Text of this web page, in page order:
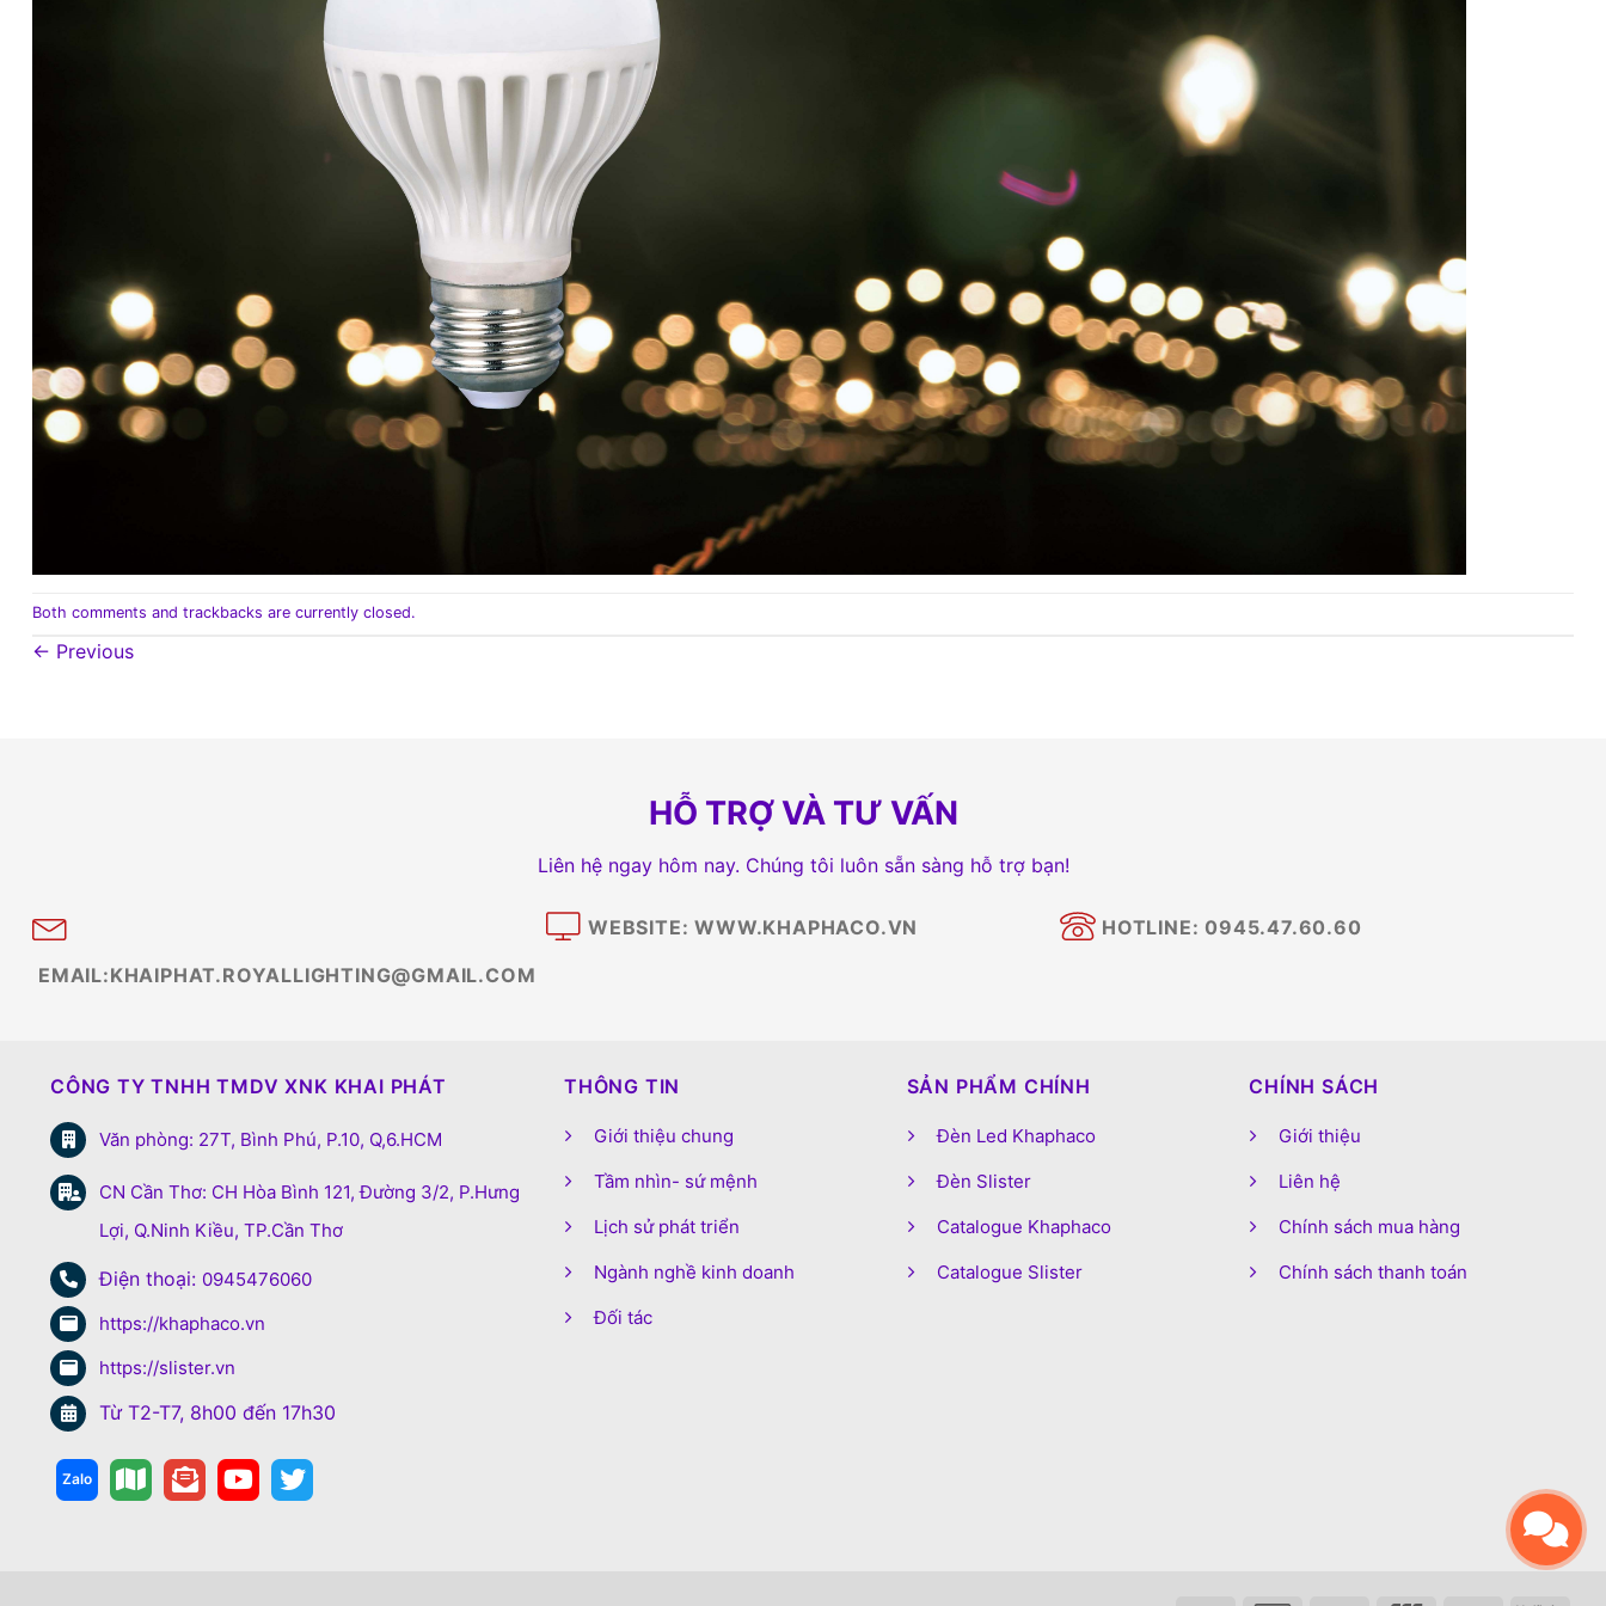
Both comments and trackbacks are currently closed.
← Previous
HỖ TRỢ VÀ TƯ VẤN
Liên hệ ngay hôm nay. Chúng tôi luôn sẵn sàng hỗ trợ bạn!
EMAIL:KHAIPHAT.ROYALLIGHTING@GMAIL.COM
WEBSITE: WWW.KHAPHACO.VN HOTLINE: 0945.47.60.60
CÔNG TY TNHH TMDV XNK KHAI PHÁT
Văn phòng: 27T, Bình Phú, P.10, Q,6.HCM
CN Cần Thơ: CH Hòa Bình 121, Đường 3/2, P.Hưng
Lợi, Q.Ninh Kiều, TP.Cần Thơ
Điện thoại: 0945476060
https://khaphaco.vn
https://slister.vn
Từ T2-T7, 8h00 đến 17h30
THÔNG TIN
Giới thiệu chung
Tầm nhìn- sứ mệnh
Lịch sử phát triển
Ngành nghề kinh doanh
Đối tác
SẢN PHẨM CHÍNH
Đèn Led Khaphaco
Đèn Slister
Catalogue Khaphaco
Catalogue Slister
CHÍNH SÁCH
Giới thiệu
Liên hệ
Chính sách mua hàng
Chính sách thanh toán